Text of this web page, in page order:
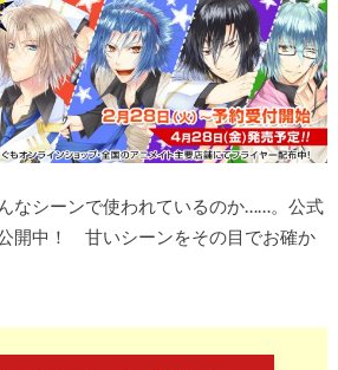
なシーンで使われているのか……。公式
開中！ 甘いシーンをその目でお確か